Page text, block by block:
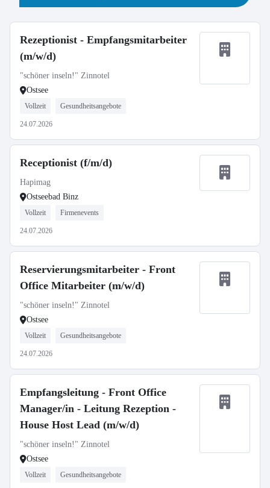
Rezeptionist - Empfangsmitarbeiter
(m/w/d)
"schöner inseln!" Zinnotel
Ostsee
Vollzeit Gesundheitsangebote
24.07.2026
Receptionist (f/m/d)
Hapimag
Ostseebad Binz
Vollzeit Firmenevents
24.07.2026
Reservierungsmitarbeiter - Front
Office Mitarbeiter (m/w/d)
"schöner inseln!" Zinnotel
Ostsee
Vollzeit Gesundheitsangebote
24.07.2026
Empfangsleitung - Front Office
Manager/in - Leitung Rezeption -
House Host Lead (m/w/d)
"schöner inseln!" Zinnotel
Ostsee
Vollzeit Gesundheitsangebote